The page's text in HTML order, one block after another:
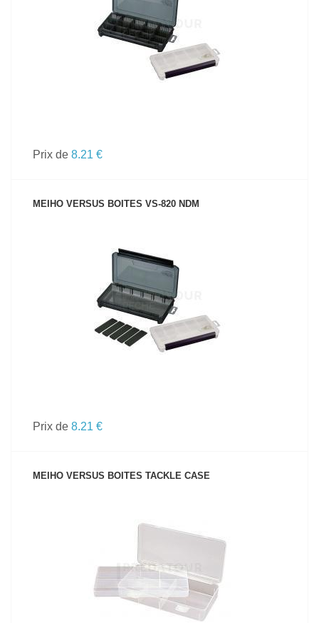
VOIR LE PRODUIT
Prix de 8.21 €
MEIHO VERSUS BOITES VS-820 NDM
VOIR LE PRODUIT
Prix de 8.21 €
MEIHO VERSUS BOITES TACKLE CASE